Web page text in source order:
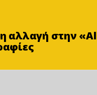
αλλαγή στην